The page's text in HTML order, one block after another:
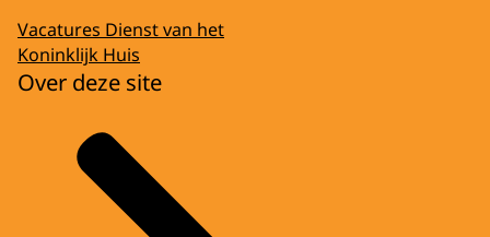
Vacatures Dienst van het
Koninklijk Huis
Over deze site